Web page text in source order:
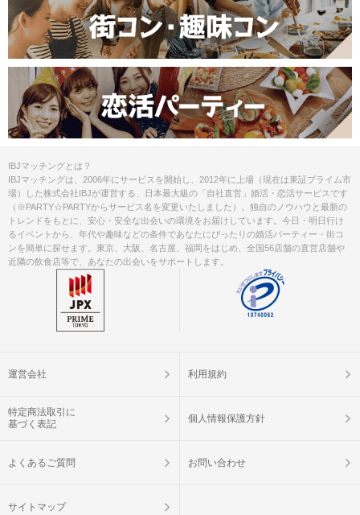
IBJマッチングとは？
IBJマッチングは、2006年にサービスを開始し、2012年に上場（現在は東証プライム市
場）した株式会社IBJが運営する、日本最大級の「自社直営」婚活・恋活サービスです
（※PARTY☆PARTYからサービス名を変更いたしました）。独自のノウハウと最新の
トレンドをもとに、安心・安全な出会いの環境をお届けしています。今日・明日行け
るイベントから、年代や趣味などの条件であなたにぴったりの婚活パーティー・街コ
ンを簡単に探せます。東京、大阪、名古屋、福岡をはじめ、全国56店舗の直営店舗や
近隣の飲食店等で、あなたの出会いをサポートします。
運営会社 利用規約
特定商法取引に
基づく表記
個人情報保護方針
よくあるご質問 お問い合わせ
サイトマップ